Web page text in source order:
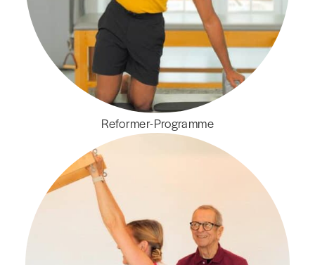
Reformer-Programme